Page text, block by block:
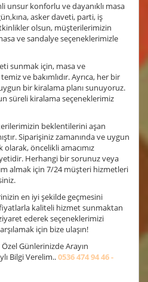
unsur konforlu ve dayanıklı masa
asker daveti, parti, iş
olsun, müşterilerimizin
ve sandalye seçeneklerimizle
sunmak için, masa ve
ve bakımlıdır. Ayrıca, her bir
bir kiralama planı sunuyoruz.
süreli kiralama seçeneklerimiz
beklentilerini aşan
Siparişiniz zamanında ve uygun
öncelikli amacımız
Herhangi bir sorunuz veya
almak için 7/24 müşteri hizmetleri
en iyi şekilde geçmesini
kaliteli hizmet sunmaktan
ederek seçeneklerimizi
için bize ulaşın!
Günlerinizde Arayın
Bilgi Verelim..0536 474 94 46 -